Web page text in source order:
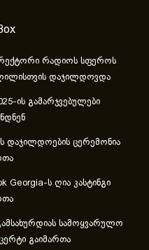
რადიოს სფეროს
დაჯილდოვდა
ის გამარჯვებულები
დაჯილდოების ცერემონია
Georgia-ს ღია კასტინგი
სამოყვარულო
გაიმართა